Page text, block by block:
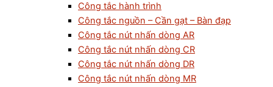
Công tắc hành trình
Công tắc nguồn – Cần gạt – Bàn đạp
Công tắc nút nhấn dòng AR
Công tắc nút nhấn dòng CR
Công tắc nút nhấn dòng DR
Công tắc nút nhấn dòng MR